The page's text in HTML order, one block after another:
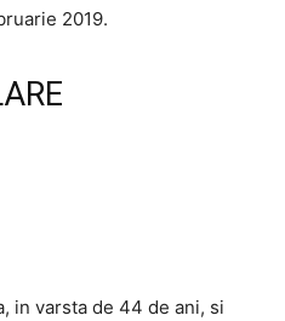
2019.
in varsta de 44 de ani, si